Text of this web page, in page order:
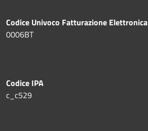
Codice Univoco Fatturazione Elettronica
0006BT
Codice IPA
c_c529